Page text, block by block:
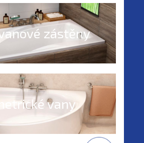
zástěny
vany